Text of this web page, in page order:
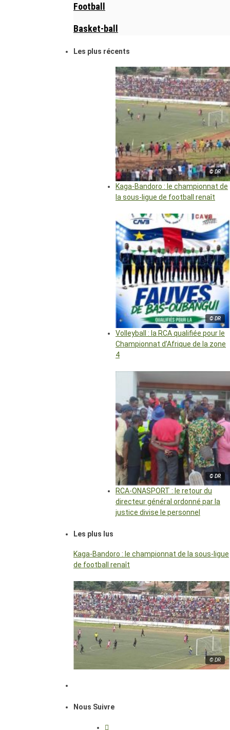
Football
Basket-ball
Les plus récents
© DR
Kaga-Bandoro : le championnat de
la sous-ligue de football renaît
© DR
Volleyball : la RCA qualifiée pour le
Championnat d’Afrique de la zone
4
© DR
RCA-ONASPORT : le retour du
directeur général ordonné par la
justice divise le personnel
Les plus lus
Kaga-Bandoro : le championnat de la sous-ligue
de football renaît
© DR
Nous Suivre